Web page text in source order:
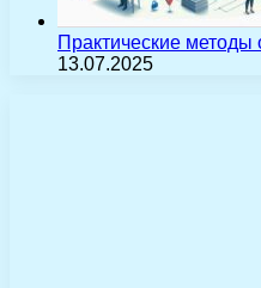
Практические методы
13.07.2025